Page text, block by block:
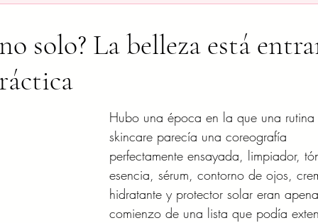
solo? La belleza está
Hubo una época en la que una
skincare parecía una coreografía
perfectamente ensayada, limpiador,
esencia, sérum, contorno de ojos,
hidratante y protector solar eran
comienzo de una lista que podía